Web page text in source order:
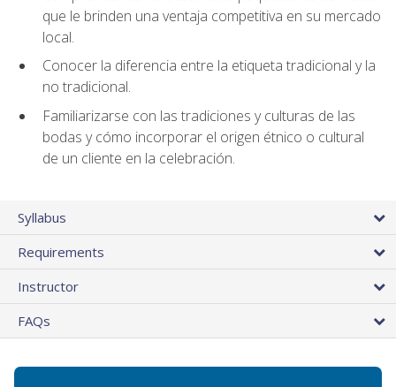
que le brinden una ventaja competitiva en su mercado
local.
Conocer la diferencia entre la etiqueta tradicional y la
no tradicional.
Familiarizarse con las tradiciones y culturas de las
bodas y cómo incorporar el origen étnico o cultural
de un cliente en la celebración.
Syllabus
Requirements
Instructor
FAQs